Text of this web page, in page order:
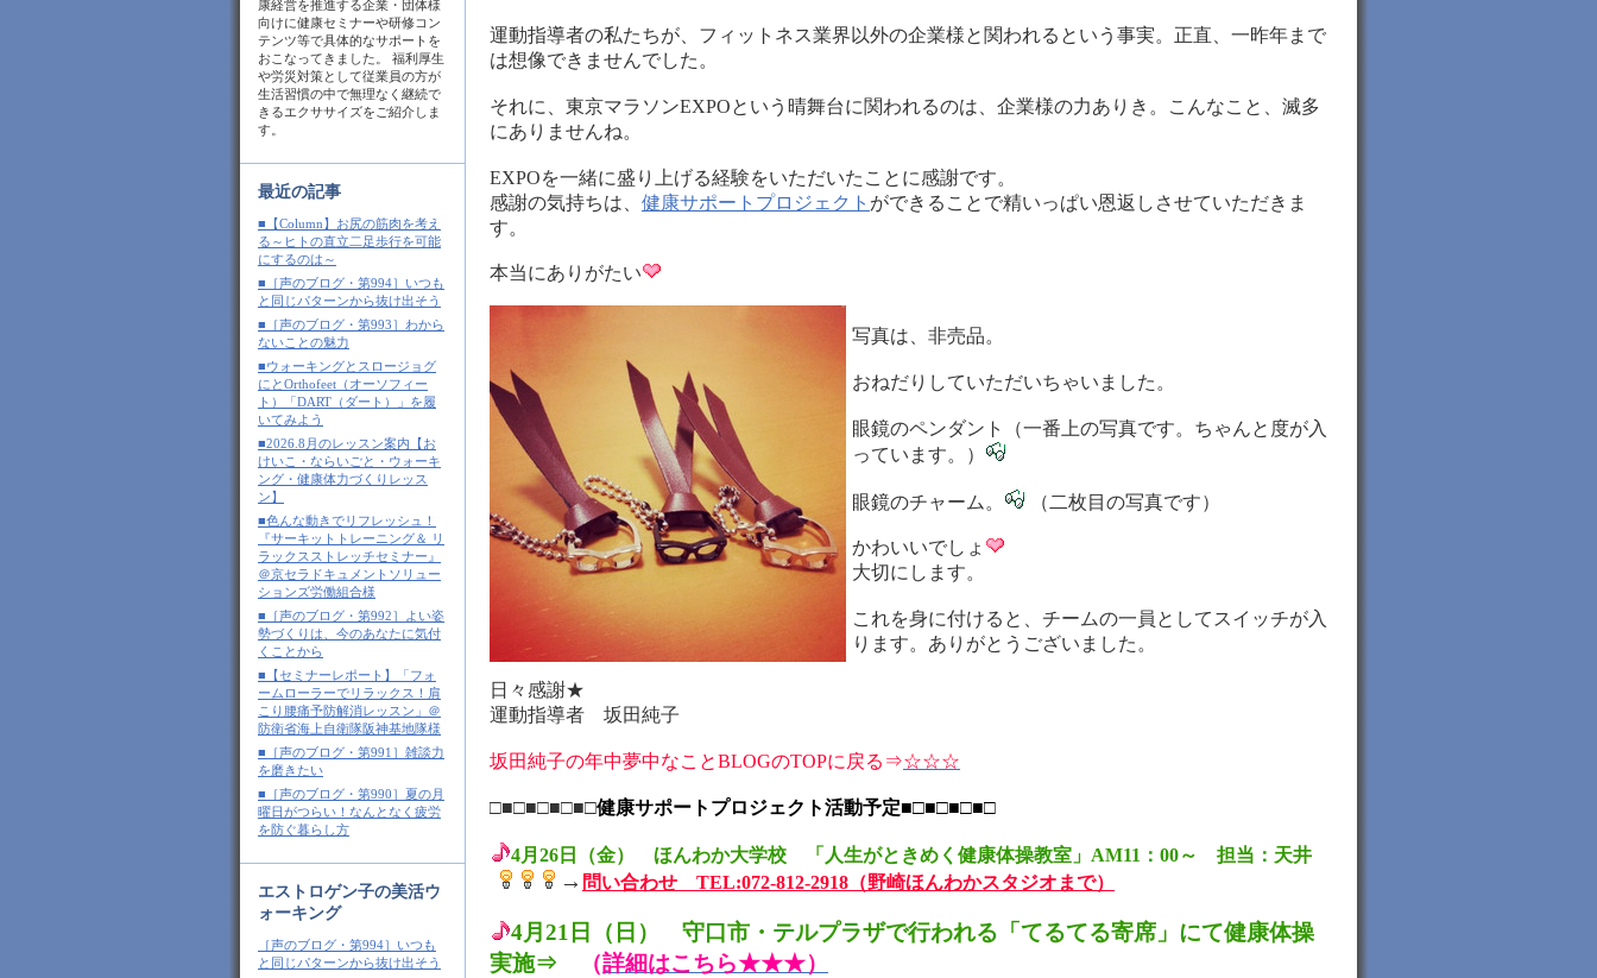
康経営を推進する企業・団体様
向けに健康セミナーや研修コン
テンツ等で具体的なサポートを
おこなってきました。 福利厚生
や労災対策として従業員の方が
生活習慣の中で無理なく継続で
きるエクササイズをご紹介しま
す。
最近の記事
■【Column】お尻の筋肉を考え
る～ヒトの直立二足歩行を可能
にするのは～
■［声のブログ・第994］いつも
と同じパターンから抜け出そう
■［声のブログ・第993］わから
ないことの魅力
■ウォーキングとスロージョグ
にとOrthofeet（オーソフィー
ト）「DART（ダート）」を履
いてみよう
■2026.8月のレッスン案内【お
けいこ・ならいごと・ウォーキ
ング・健康体力づくりレッス
ン】
■色んな動きでリフレッシュ！
『サーキットトレーニング＆ リ
ラックスストレッチセミナー』
＠京セラドキュメントソリュー
ションズ労働組合様
■［声のブログ・第992］よい姿
勢づくりは、今のあなたに気付
くことから
■【セミナーレポート】「フォ
ームローラーでリラックス！肩
こり腰痛予防解消レッスン」＠
防衛省海上自衛隊阪神基地隊様
■［声のブログ・第991］雑談力
を磨きたい
■［声のブログ・第990］夏の月
曜日がつらい！なんとなく疲労
を防ぐ暮らし方
エストロゲン子の美活ウ
ォーキング
［声のブログ・第994］いつも
と同じパターンから抜け出そう
運動指導者の私たちが、フィットネス業界以外の企業様と関われるという事実。正直、一昨年まで
は想像できませんでした。
それに、東京マラソンEXPOという晴舞台に関われるのは、企業様の力ありき。こんなこと、滅多
にありませんね。
EXPOを一緒に盛り上げる経験をいただいたことに感謝です。
感謝の気持ちは、 健康サポートプロジェクト ができることで精いっぱい恩返しさせていただきま
す。
本当にありがたい
写真は、非売品。
おねだりしていただいちゃいました。
眼鏡のペンダント（一番上の写真です。ちゃんと度が入
っています。）
眼鏡のチャーム。 （二枚目の写真です）
かわいいでしょ
大切にします。
これを身に付けると、チームの一員としてスイッチが入
ります。ありがとうございました。
日々感謝★
運動指導者 坂田純子
坂田純子の年中夢中なことBLOGのTOPに戻る⇒☆☆☆
□■□■□■□■□健康サポートプロジェクト活動予定■□■□■□■□
4月26日（金） ほんわか大学校 「人生がときめく健康体操教室」AM11：00～ 担当：天井
→ 問い合わせ TEL:072-812-2918（野崎ほんわかスタジオまで）
4月21日（日） 守口市・テルプラザで行われる「てるてる寄席」にて健康体操
実施⇒
（詳細はこちら★★★）